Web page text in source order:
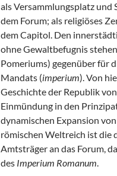
als Versammlungsplatz
dem Forum; als religiöses
dem Capitol. Den
ohne Gewaltbefugnis
Pomeriums) gegenüber für
Mandats (imperium). Von
Geschichte der Republik
Einmündung in den
dynamischen Expansion
römischen Weltreich ist die
Amtsträger an das Forum,
des Imperium Romanum.